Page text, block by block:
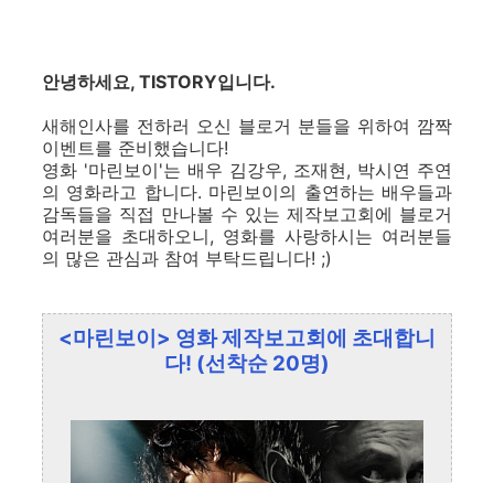
안녕하세요, TISTORY입니다.
새해인사를 전하러 오신 블로거 분들을 위하여 깜짝
이벤트를 준비했습니다!
영화 '마린보이'는 배우 김강우, 조재현, 박시연 주연
의 영화라고 합니다. 마린보이의 출연하는 배우들과
감독들을 직접 만나볼 수 있는 제작보고회에 블로거
여러분을 초대하오니, 영화를 사랑하시는 여러분들
의 많은 관심과 참여 부탁드립니다! ;)
<마린보이> 영화 제작보고회에 초대합니
다! (선착순 20명)